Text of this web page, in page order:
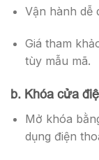
Vận hành dễ
Giá tham
tùy mẫu mã.
b. Khóa cửa
Mở khóa
dụng điện